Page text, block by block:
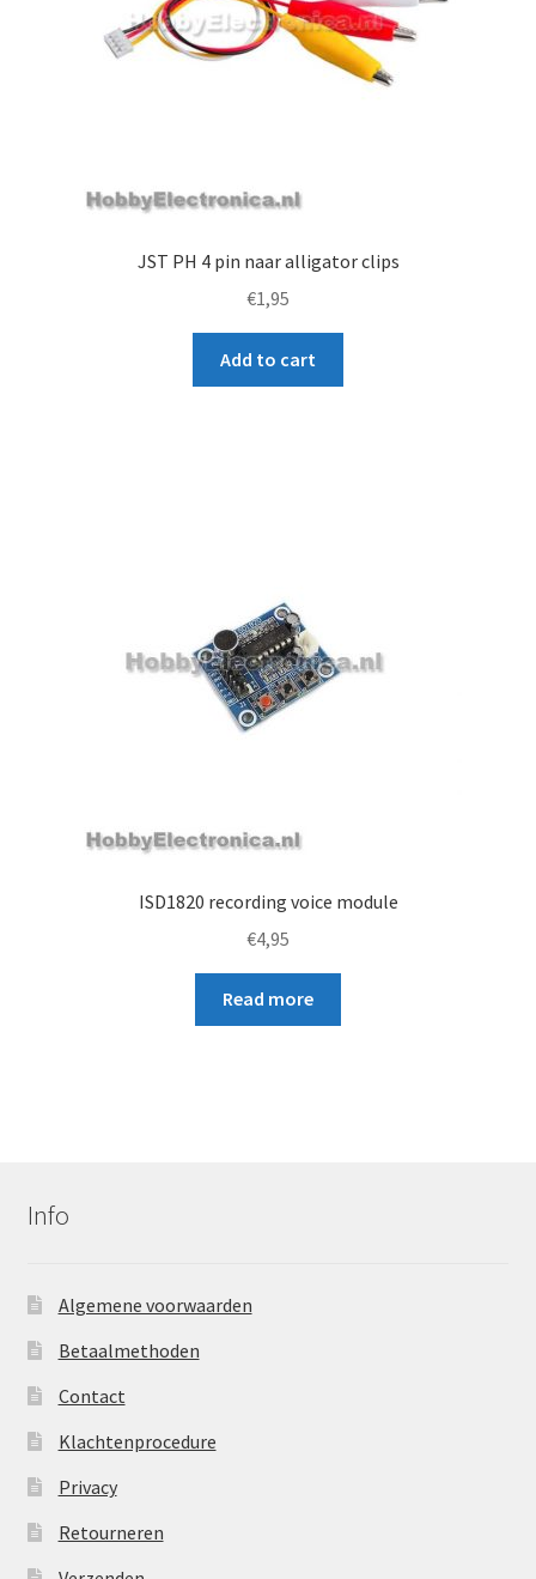
JST PH 4 pin naar alligator clips
€1,95
Add to cart
ISD1820 recording voice module
€4,95
Read more
Info
Algemene voorwaarden
Betaalmethoden
Contact
Klachtenprocedure
Privacy
Retourneren